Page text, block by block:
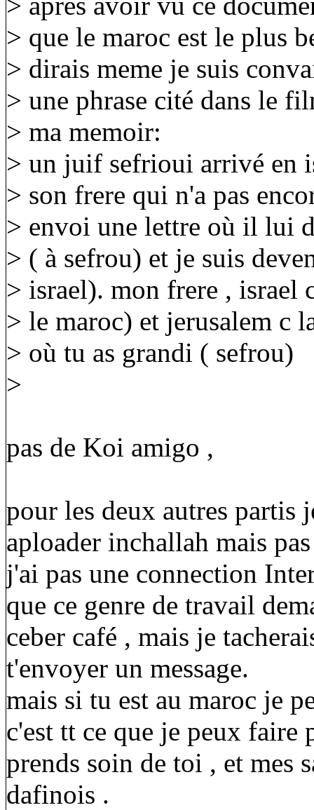
> que le maroc est le plus
> dirais meme je suis
> une phrase cité dans le
> ma memoir:
> un juif sefrioui arrivé en
> son frere qui n'a pas
> envoi une lettre où il lui
> ( à sefrou) et je suis
> israel). mon frere , israel
> le maroc) et jerusalem c
> où tu as grandi ( sefrou)
>
pas de Koi amigo ,
pour les deux autres partis
aploader inchallah mais
j'ai pas une connection
que ce genre de travail
ceber café , mais je
t'envoyer un message.
mais si tu est au maroc je
c'est tt ce que je peux faire
prends soin de toi , et mes
dafinois .